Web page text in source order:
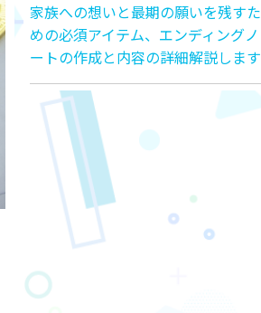
家族への想いと最期の願いを残すた
めの必須アイテム、エンディングノ
ートの作成と内容の詳細解説します